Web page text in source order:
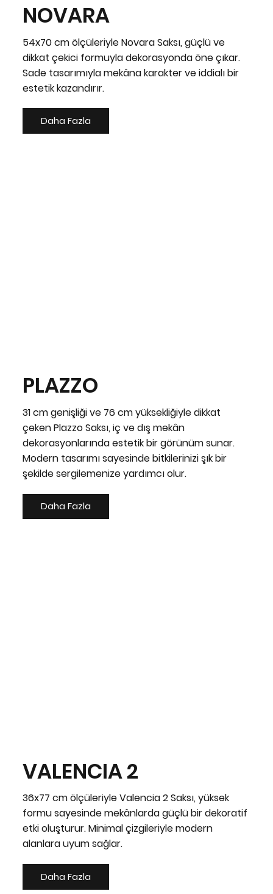
NOVARA
54x70 cm ölçüleriyle Novara Saksı, güçlü ve
dikkat çekici formuyla dekorasyonda öne çıkar.
Sade tasarımıyla mekâna karakter ve iddialı bir
estetik kazandırır.
Daha Fazla
PLAZZO
31 cm genişliği ve 76 cm yüksekliğiyle dikkat
çeken Plazzo Saksı, iç ve dış mekân
dekorasyonlarında estetik bir görünüm sunar.
Modern tasarımı sayesinde bitkilerinizi şık bir
şekilde sergilemenize yardımcı olur.
Daha Fazla
VALENCIA 2
36x77 cm ölçüleriyle Valencia 2 Saksı, yüksek
formu sayesinde mekânlarda güçlü bir dekoratif
etki oluşturur. Minimal çizgileriyle modern
alanlara uyum sağlar.
Daha Fazla